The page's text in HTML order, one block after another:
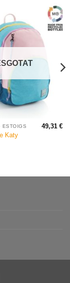
ESTOIGS
Katy
49,31€